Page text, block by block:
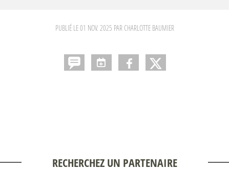
PUBLIÉ LE01 NOV. 2025 PAR CHARLOTTE BAUMIER
RECHERCHEZ UN PARTENAIRE